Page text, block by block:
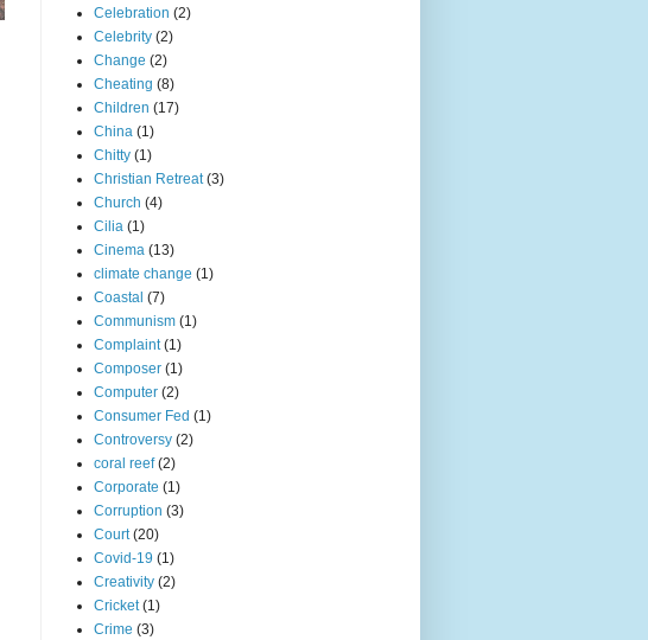
Celebration (2)
Celebrity (2)
Change (2)
Cheating (8)
Children (17)
China (1)
Chitty (1)
Christian Retreat (3)
Church (4)
Cilia (1)
Cinema (13)
climate change (1)
Coastal (7)
Communism (1)
Complaint (1)
Composer (1)
Computer (2)
Consumer Fed (1)
Controversy (2)
coral reef (2)
Corporate (1)
Corruption (3)
Court (20)
Covid-19 (1)
Creativity (2)
Cricket (1)
Crime (3)